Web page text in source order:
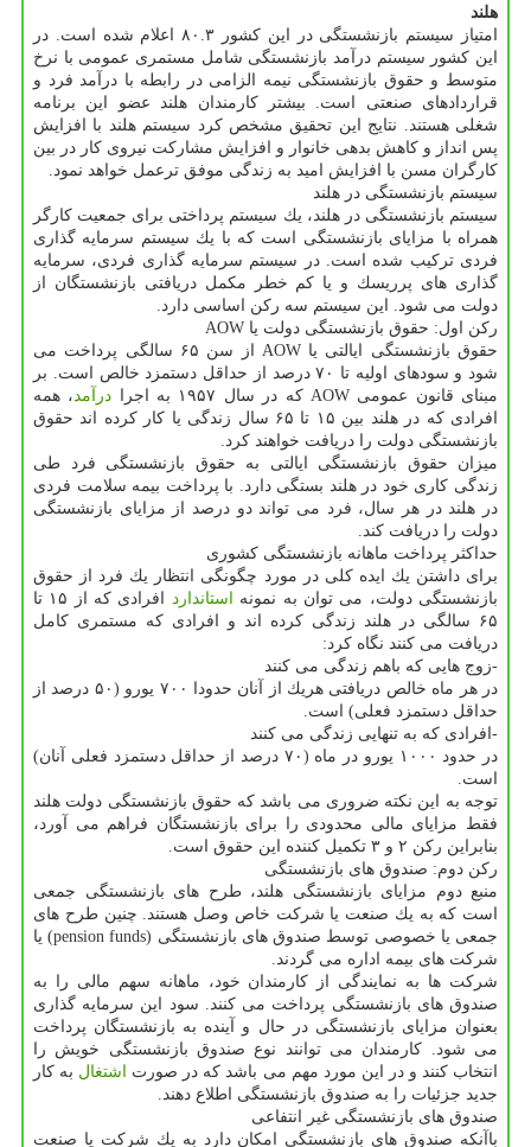
هلند
امتیاز سیستم بازنشستگی در این كشور ۸۰.۳ اعلام شده است. در
این كشور سیستم درآمد بازنشستگی شامل مستمری عمومی با نرخ
متوسط و حقوق بازنشستگی نیمه الزامی در رابطه با درآمد فرد و
قراردادهای صنعتی است. بیشتر كارمندان هلند عضو این برنامه
شغلی هستند. نتایج این تحقیق مشخص كرد سیستم هلند با افزایش
پس انداز و كاهش بدهی خانوار و افزایش مشاركت نیروی كار در بین
كارگران مسن با افزایش امید به زندگی موفق ترعمل خواهد نمود.
سیستم بازنشستگی در هلند
سیستم بازنشستگی در هلند، یك سیستم پرداختی برای جمعیت كارگر
همراه با مزایای بازنشستگی است كه با یك سیستم سرمایه گذاری
فردی تركیب شده است. در سیستم سرمایه گذاری فردی، سرمایه
گذاری های پرریسك و یا كم خطر مكمل دریافتی بازنشستگان از
دولت می شود. این سیستم سه ركن اساسی دارد.
ركن اول: حقوق بازنشستگی دولت یا AOW
حقوق بازنشستگی ایالتی یا AOW از سن ۶۵ سالگی پرداخت می
شود و سودهای اولیه تا ۷۰ درصد از حداقل دستمزد خالص است. بر
مبنای قانون عمومی AOW كه در سال ۱۹۵۷ به اجرا
درآمد، همه
افرادی كه در هلند بین ۱۵ تا ۶۵ سال زندگی یا كار كرده اند حقوق
بازنشستگی دولت را دریافت خواهند كرد.
میزان حقوق بازنشستگی ایالتی به حقوق بازنشستگی فرد طی
زندگی كاری خود در هلند بستگی دارد. با پرداخت بیمه سلامت فردی
در هلند در هر سال، فرد می تواند دو درصد از مزایای بازنشستگی
دولت را دریافت كند.
حداكثر پرداخت ماهانه بازنشستگی كشوری
برای داشتن یك ایده كلی در مورد چگونگی انتظار یك فرد از حقوق
بازنشستگی دولت، می توان به نمونه
استاندارد
افرادی كه از ۱۵ تا
۶۵ سالگی در هلند زندگی كرده اند و افرادی كه مستمری كامل
دریافت می كنند نگاه كرد:
-زوج هایی كه باهم زندگی می كنند
در هر ماه خالص دریافتی هریك از آنان حدودا ۷۰۰ یورو (۵۰ درصد از
حداقل دستمزد فعلی) است.
-افرادی كه به تنهایی زندگی می كنند
در حدود ۱۰۰۰ یورو در ماه (۷۰ درصد از حداقل دستمزد فعلی آنان)
است.
توجه به این نكته ضروری می باشد كه حقوق بازنشستگی دولت هلند
فقط مزایای مالی محدودی را برای بازنشستگان فراهم می آورد،
بنابراین ركن ۲ و ۳ تكمیل كننده این حقوق است.
ركن دوم: صندوق های بازنشستگی
منبع دوم مزایای بازنشستگی هلند، طرح های بازنشستگی جمعی
است كه به یك صنعت یا شركت خاص وصل هستند. چنین طرح های
جمعی یا خصوصی توسط صندوق های بازنشستگی (pension funds) یا
شركت های بیمه اداره می گردند.
شركت ها به نمایندگی از كارمندان خود، ماهانه سهم مالی را به
صندوق های بازنشستگی پرداخت می كنند. سود این سرمایه گذاری
بعنوان مزایای بازنشستگی در حال و آینده به بازنشستگان پرداخت
می شود. كارمندان می توانند نوع صندوق بازنشستگی خویش را
انتخاب كنند و در این مورد مهم می باشد كه در صورت
اشتغال به كار
جدید جزئیات را به صندوق بازنشستگی اطلاع دهند.
صندوق های بازنشستگی غیر انتفاعی
باآنكه صندوق های بازنشستگی امكان دارد به یك شركت یا صنعت